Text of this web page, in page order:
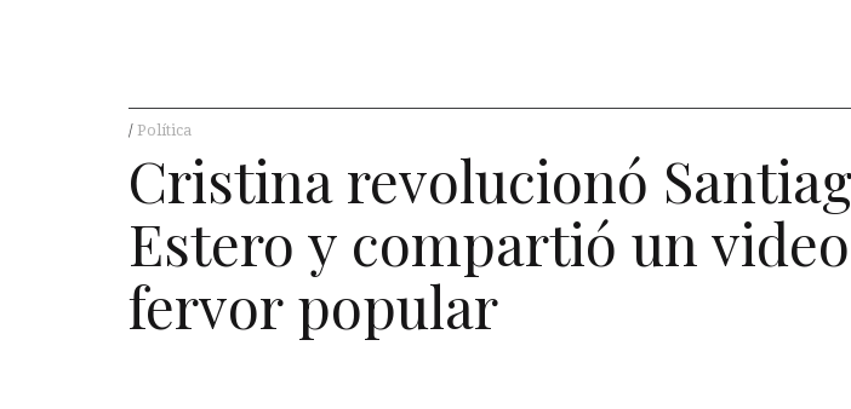
Política
Cristina revolucionó
Estero y compartió un
fervor popular